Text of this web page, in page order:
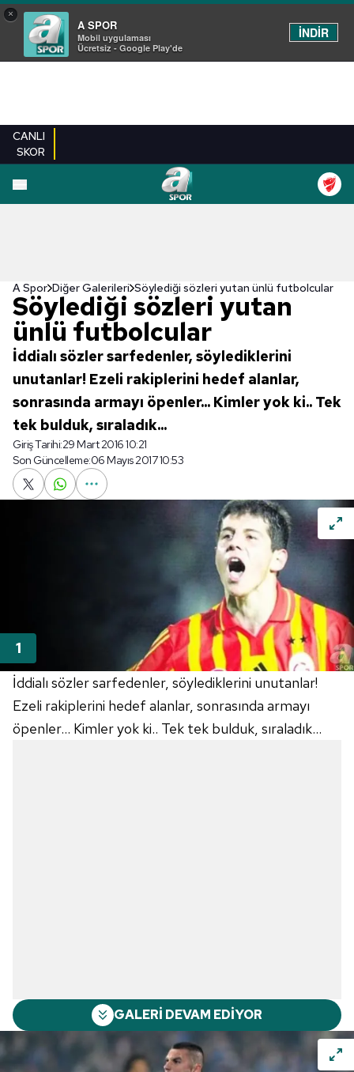
×
A SPOR
Mobil uygulaması
Ücretsiz - Google Play'de
İNDİR
CANLI
SKOR
EN YENILER
A Spor Diğer Galerileri Söylediği sözleri yutan ünlü futbolcular
Söylediği sözleri yutan
ünlü futbolcular
İddialı sözler sarfedenler, söylediklerini
unutanlar! Ezeli rakiplerini hedef alanlar,
sonrasında armayı öpenler... Kimler yok ki.. Tek
tek bulduk, sıraladık...
Giriş Tarihi:29 Mart 2016 10:21
Son Güncelleme:06 Mayıs 2017 10:53
İddialı sözler sarfedenler, söylediklerini unutanlar!
Ezeli rakiplerini hedef alanlar, sonrasında armayı
öpenler... Kimler yok ki.. Tek tek bulduk, sıraladık...
GALERİ DEVAM EDİYOR